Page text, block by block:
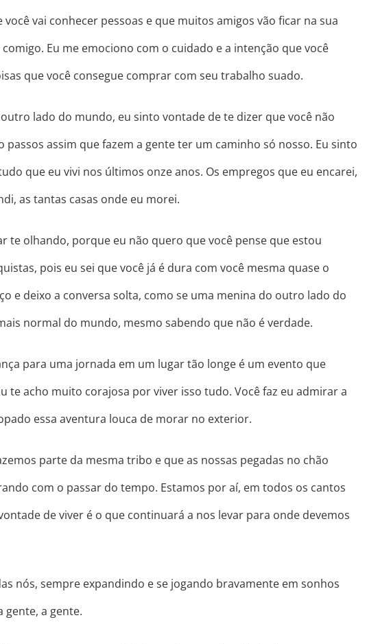
você vai conhecer pessoas e que muitos amigos vão ficar na sua
Eu me emociono com o cuidado e a intenção que você
que você consegue comprar com seu trabalho suado.
lado do mundo, eu sinto vontade de te dizer que você não
passos assim que fazem a gente ter um caminho só nosso. Eu sinto
que eu vivi nos últimos onze anos. Os empregos que eu encarei,
as tantas casas onde eu morei.
te olhando, porque eu não quero que você pense que estou
pois eu sei que você já é dura com você mesma quase o
e deixo a conversa solta, como se uma menina do outro lado do
normal do mundo, mesmo sabendo que não é verdade.
para uma jornada em um lugar tão longe é um evento que
te acho muito corajosa por viver isso tudo. Você faz eu admirar a
essa aventura louca de morar no exterior.
parte da mesma tribo e que as nossas pegadas no chão
com o passar do tempo. Estamos por aí, em todos os cantos
de viver é o que continuará a nos levar para onde devemos
nós, sempre expandindo e se jogando bravamente em sonhos
gente, a gente.